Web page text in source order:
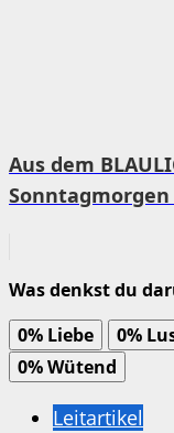
Aus dem
Sonntagmorgen
Was denkst du
0% Liebe 0%
0%Wütend
Leitartikel